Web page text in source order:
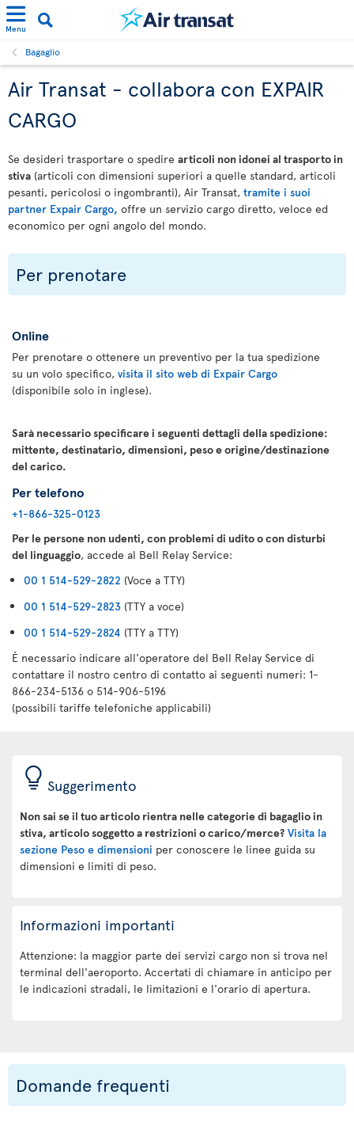
Menu
Bagaglio
Air Transat - collabora con EXPAIR
CARGO
Se desideri trasportare o spedire articoli non idonei al trasporto in
stiva (articoli con dimensioni superiori a quelle standard, articoli
pesanti, pericolosi o ingombranti), Air Transat, tramite i suoi
partner Expair Cargo, offre un servizio cargo diretto, veloce ed
economico per ogni angolo del mondo.
Per prenotare
Online
Per prenotare o ottenere un preventivo per la tua spedizione
su un volo specifico, visita il sito web di Expair Cargo
(disponibile solo in inglese).
Sarà necessario specificare i seguenti dettagli della spedizione:
mittente, destinatario, dimensioni, peso e origine/destinazione
del carico.
Per telefono
+1-866-325-0123
Per le persone non udenti, con problemi di udito o con disturbi
del linguaggio, accede al Bell Relay Service:
00 1 514-529-2822 (Voce a TTY)
00 1 514-529-2823 (TTY a voce)
00 1 514-529-2824 (TTY a TTY)
È necessario indicare all'operatore del Bell Relay Service di
contattare il nostro centro di contatto ai seguenti numeri: 1-
866-234-5136 o 514-906-5196
(possibili tariffe telefoniche applicabili)
Suggerimento
Non sai se il tuo articolo rientra nelle categorie di bagaglio in
stiva, articolo soggetto a restrizioni o carico/merce? Visita la
sezione Peso e dimensioni per conoscere le linee guida su
dimensioni e limiti di peso.
Informazioni importanti
Attenzione: la maggior parte dei servizi cargo non si trova nel
terminal dell'aeroporto. Accertati di chiamare in anticipo per
le indicazioni stradali, le limitazioni e l'orario di apertura.
Domande frequenti